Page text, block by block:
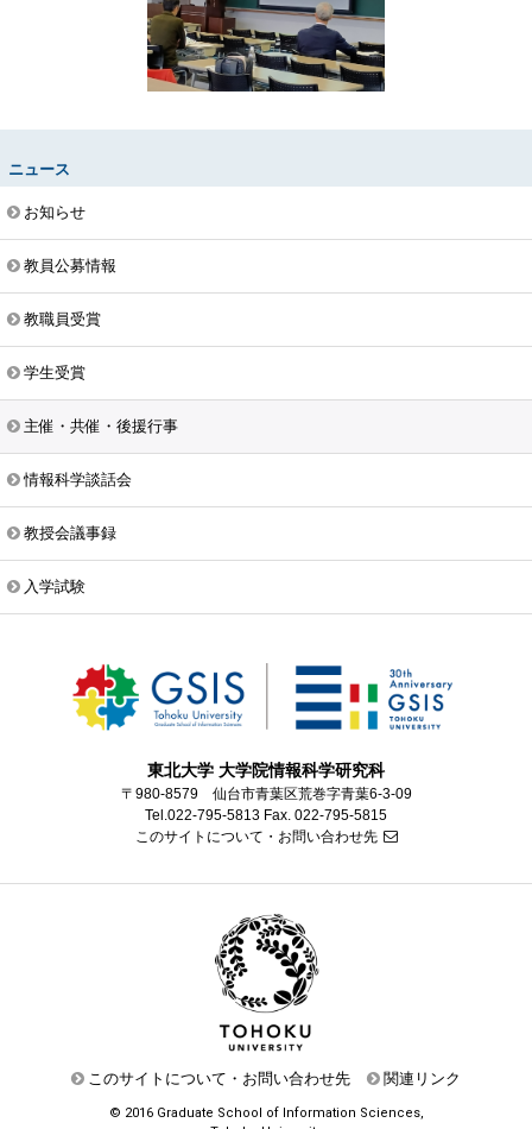
ニュース
お知らせ
教員公募情報
教職員受賞
学生受賞
主催・共催・後援行事
情報科学談話会
教授会議事録
入学試験
東北大学 大学院情報科学研究科
〒980-8579 仙台市青葉区荒巻字青葉6-3-09
Tel.022-795-5813 Fax. 022-795-5815
このサイトについて・お問い合わせ先
このサイトについて・お問い合わせ先 関連リンク
© 2016 Graduate School of Information Sciences,